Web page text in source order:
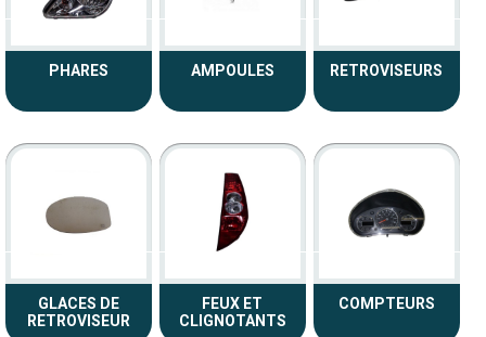
PHARES AMPOULES RETROVISEURS
GLACES DE
RETROVISEUR
FEUX ET
CLIGNOTANTS
COMPTEURS